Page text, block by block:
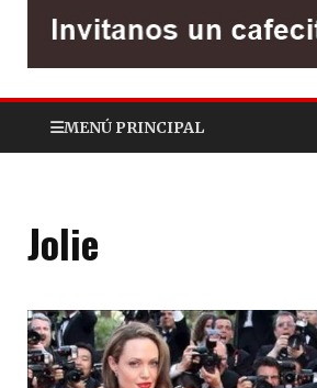
MENÚ PRINCIPAL
Jolie